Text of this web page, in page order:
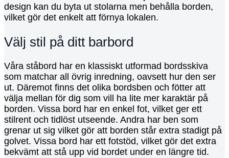
design kan du byta ut stolarna men behålla borden,
vilket gör det enkelt att förnya lokalen.
Välj stil på ditt barbord
Våra ståbord har en klassiskt utformad bordsskiva
som matchar all övrig inredning, oavsett hur den ser
ut. Däremot finns det olika bordsben och fötter att
välja mellan för dig som vill ha lite mer karaktär på
borden. Vissa bord har en enkel fot, vilket ger ett
stilrent och tidlöst utseende. Andra har ben som
grenar ut sig vilket gör att borden står extra stadigt på
golvet. Vissa bord har ett fotstöd, vilket gör det extra
bekvämt att stå upp vid bordet under en längre tid.